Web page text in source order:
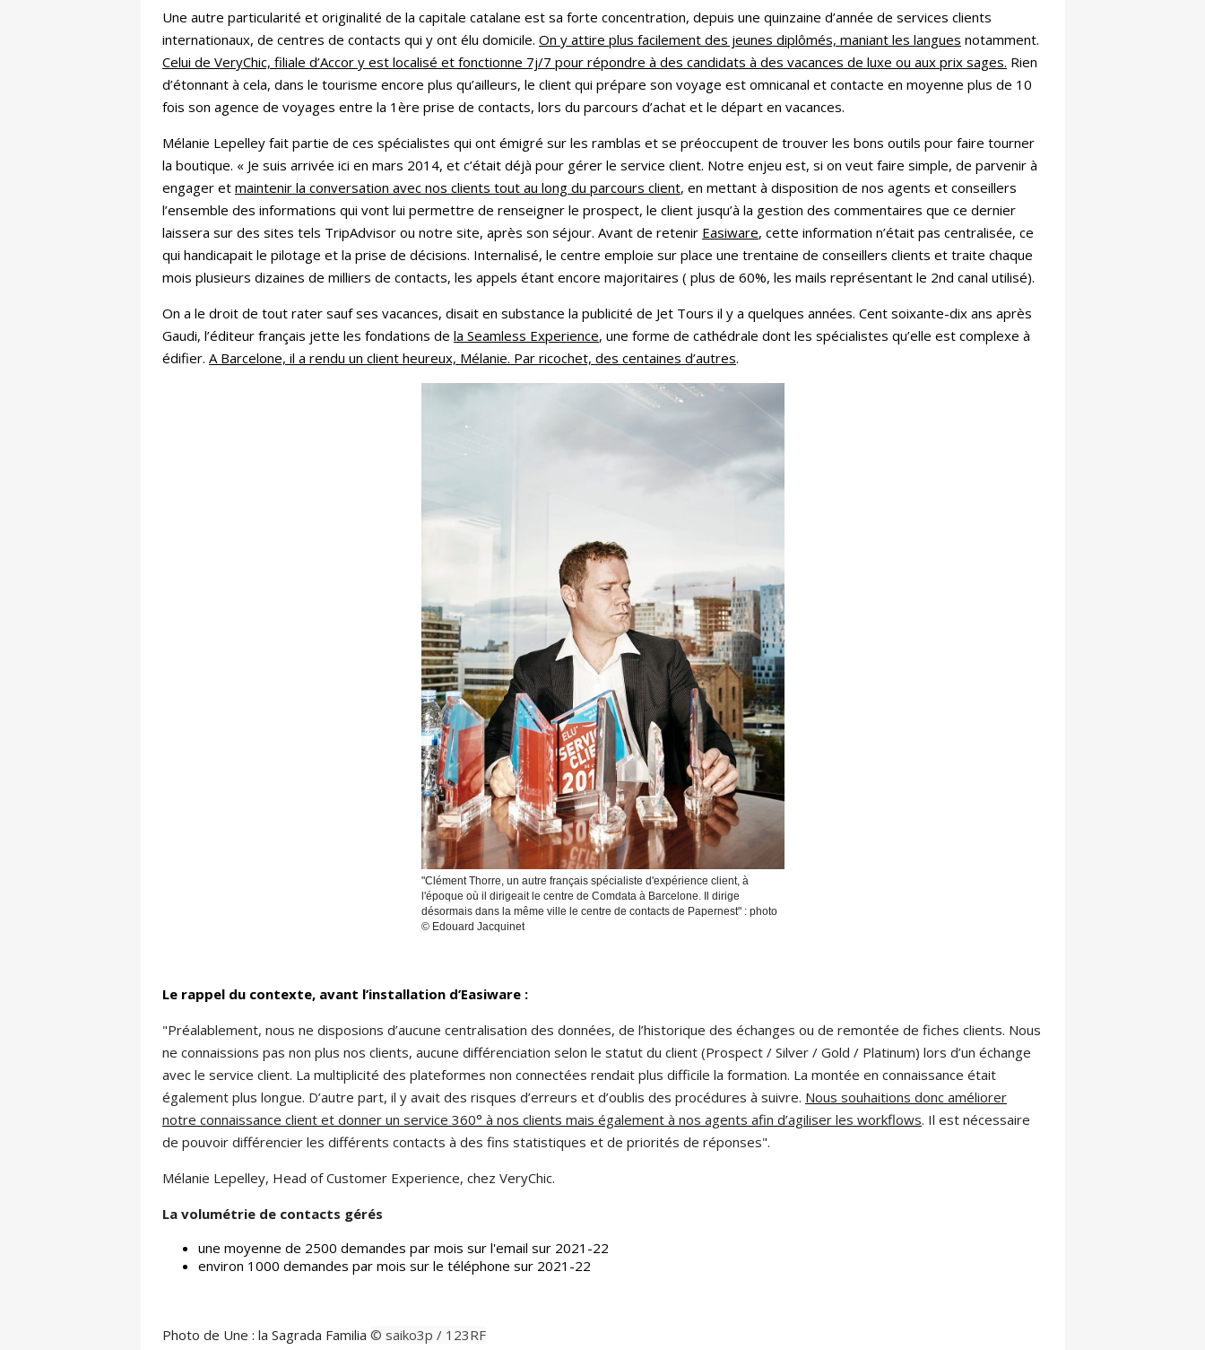
Une autre particularité et originalité de la capitale catalane est sa forte concentration, depuis une quinzaine d’année de services clients
internationaux, de centres de contacts qui y ont élu domicile. On y attire plus facilement des jeunes diplômés, maniant les langues notamment.
Celui de VeryChic, filiale d’Accor y est localisé et fonctionne 7j/7 pour répondre à des candidats à des vacances de luxe ou aux prix sages. Rien
d’étonnant à cela, dans le tourisme encore plus qu’ailleurs, le client qui prépare son voyage est omnicanal et contacte en moyenne plus de 10
fois son agence de voyages entre la 1ère prise de contacts, lors du parcours d’achat et le départ en vacances.
Mélanie Lepelley fait partie de ces spécialistes qui ont émigré sur les ramblas et se préoccupent de trouver les bons outils pour faire tourner
la boutique. « Je suis arrivée ici en mars 2014, et c’était déjà pour gérer le service client. Notre enjeu est, si on veut faire simple, de parvenir à
engager et maintenir la conversation avec nos clients tout au long du parcours client, en mettant à disposition de nos agents et conseillers
l’ensemble des informations qui vont lui permettre de renseigner le prospect, le client jusqu’à la gestion des commentaires que ce dernier
laissera sur des sites tels TripAdvisor ou notre site, après son séjour. Avant de retenir Easiware, cette information n’était pas centralisée, ce
qui handicapait le pilotage et la prise de décisions. Internalisé, le centre emploie sur place une trentaine de conseillers clients et traite chaque
mois plusieurs dizaines de milliers de contacts, les appels étant encore majoritaires ( plus de 60%, les mails représentant le 2nd canal utilisé).
On a le droit de tout rater sauf ses vacances, disait en substance la publicité de Jet Tours il y a quelques années. Cent soixante-dix ans après
Gaudi, l’éditeur français jette les fondations de la Seamless Experience, une forme de cathédrale dont les spécialistes qu’elle est complexe à
édifier. A Barcelone, il a rendu un client heureux, Mélanie. Par ricochet, des centaines d’autres.
"Clément Thorre, un autre français spécialiste d'expérience client, à
l'époque où il dirigeait le centre de Comdata à Barcelone. Il dirige
désormais dans la même ville le centre de contacts de Papernest" : photo
© Edouard Jacquinet
Le rappel du contexte, avant l’installation d’Easiware :
"Préalablement, nous ne disposions d’aucune centralisation des données, de l’historique des échanges ou de remontée de fiches clients. Nous
ne connaissions pas non plus nos clients, aucune différenciation selon le statut du client (Prospect / Silver / Gold / Platinum) lors d’un échange
avec le service client. La multiplicité des plateformes non connectées rendait plus difficile la formation. La montée en connaissance était
également plus longue. D’autre part, il y avait des risques d’erreurs et d’oublis des procédures à suivre. Nous souhaitions donc améliorer
notre connaissance client et donner un service 360° à nos clients mais également à nos agents afin d’agiliser les workflows. Il est nécessaire
de pouvoir différencier les différents contacts à des fins statistiques et de priorités de réponses".
Mélanie Lepelley, Head of Customer Experience, chez VeryChic.
La volumétrie de contacts gérés
une moyenne de 2500 demandes par mois sur l'email sur 2021-22
environ 1000 demandes par mois sur le téléphone sur 2021-22
Photo de Une : la Sagrada Familia © saiko3p / 123RF